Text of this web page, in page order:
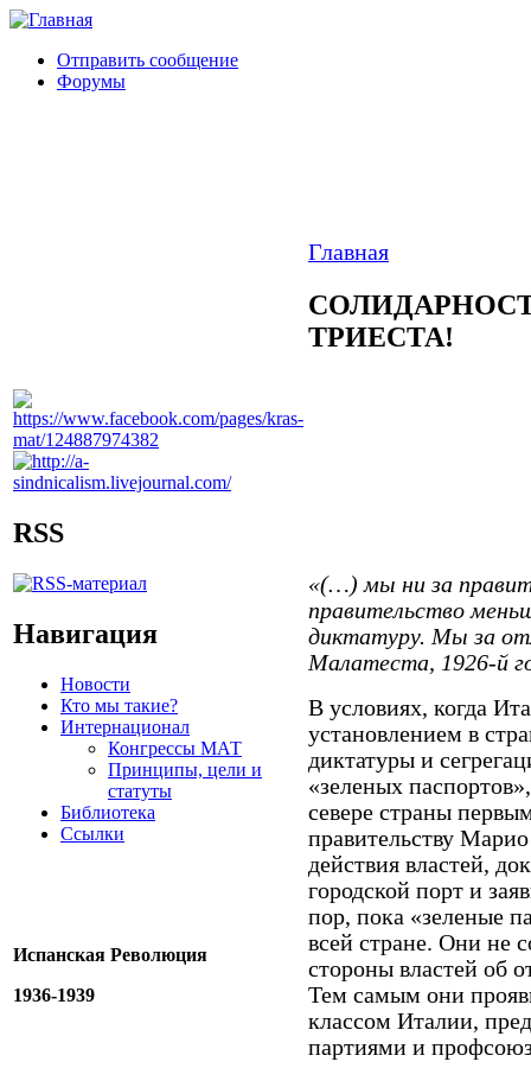
Отправить сообщение
Форумы
RSS
Навигация
Новости
Кто мы такие?
Интернационал
Конгрессы МАТ
Принципы, цели и
статуты
Библиотека
Ссылки
Испанская Революция
1936-1939
Главная
ТРИЕСТА!
«(…) мы ни за
правительство
диктатуру. Мы за
Малатеста, 1926-й
В условиях, когда
установлением в
диктатуры и
«зеленых
севере страны
правительству
действия властей,
городской порт и
пор, пока «зеленые
всей стране. Они не
стороны властей об
Тем самым они
классом Италии,
партиями и